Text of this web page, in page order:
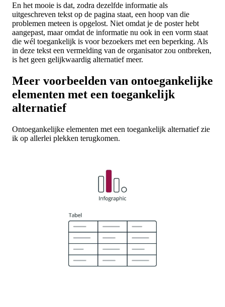
En het mooie is dat, zodra dezelfde informatie als
uitgeschreven tekst op de pagina staat, een hoop van die
problemen meteen is opgelost. Niet omdat je de poster hebt
aangepast, maar omdat de informatie nu ook in een vorm staat
die wél toegankelijk is voor bezoekers met een beperking. Als
in deze tekst een vermelding van de organisator zou ontbreken,
is het geen gelijkwaardig alternatief meer.
Meer voorbeelden van ontoegankelijke
elementen met een toegankelijk
alternatief
Ontoegankelijke elementen met een toegankelijk alternatief zie
ik op allerlei plekken terugkomen.